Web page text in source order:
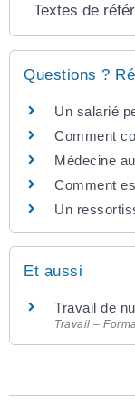
Textes de
Questions ?
Un salarié
Comment
Médecine
Comment
Un
Et aussi
Travail de
Travail –